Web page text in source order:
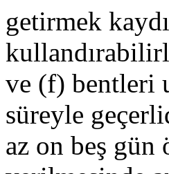
getirmek
ve (f) bentleri
süreyle
az on beş gün